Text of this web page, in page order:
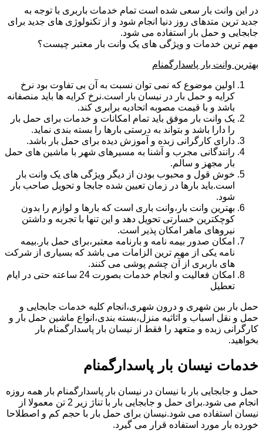
در این وانت بار سعی شده است تمام خدمات باربری با توجه به
جدید ترین متدهای روز دنیا انجام شود و از تکنولوژی های جدید برای
جابجایی و حمل بار استفاده می شود.
مهم ترین خدمات و ویژگی های یک وانت بار معتبر چیست؟
بهترین وانت بار پاسدارگمنام
اولین موضوع که نمی توان نسبت به آن بی تفاوت بود نرخ
کرایه و حمل بار در نیسان بار است.نرخ کرایه ها باید منصفانه
باشد و با قیمت مصوبه اتحادیه برابری کند.
یک وانت بار موفق باید تمام امکانات و خدمات برای حمل بار
را دارا باشد و بتواند به درستی بارها را بسته بندی نماید.
دارای کارگرانی زبده و آموزش دیده برای حمل بار باشد.
رانندگانی مجرب و آشنا به مسیرهای شهر با ماشین های حمل
بار مجهز و سالم.
خوش قول و محبوب بودن از دیگر ویژگی های یک وانت بار
است.باید بارها در زمان تعیین شده جابجا و تحویل صاحب بار
شود.
بهترین وانت بار،وانت باری است که بارها و لوازم را بدون
کوچکترین خسارتی تحویل دهد و این تنها با تجربه و داشتن
نیروهای ماهر امکان پذیر است.
امکان صدور بیمه نامه و بارنامه معتبر،برای حمل بار.بیمه
نامه یکی از مهم ترین الزامات می باشد که بسیاری از شرکت
های باربری از آن چشم پوشی می کنند.
امکان فعالیت و انجام خدمات بصورت 24 ساعته حتی در ایام
تعطیل
حمل بار بین شهری و درون شهری،انجام کلیه خدمات جابجایی و
حمل و نقل اسباب و اثاثیه منزل،بسته بندی،انواع ماشین حمل بار و
کارگرانی زبده و متعهد را فقط از نیسان بار پاسدارگمنام بار
بخواهید.
خدمات نیسان بار پاسدارگمنام
حمل و جابجایی بار با نیسان در نیسان بار پاسدارگمنام بار همه روزه
انجام می شود.برای حمل و جابجایی بار با تناژ زیر 2 تن معمولا از
نیسان استفاده می شود.نیسان برای حمل بار با حجم کم و اصطلاحا
خورده بار مورد استفاده قرار می گیرد.